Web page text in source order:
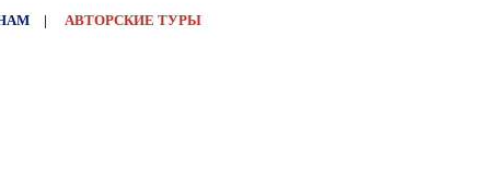
| АВТОРСКИЕ ТУРЫ